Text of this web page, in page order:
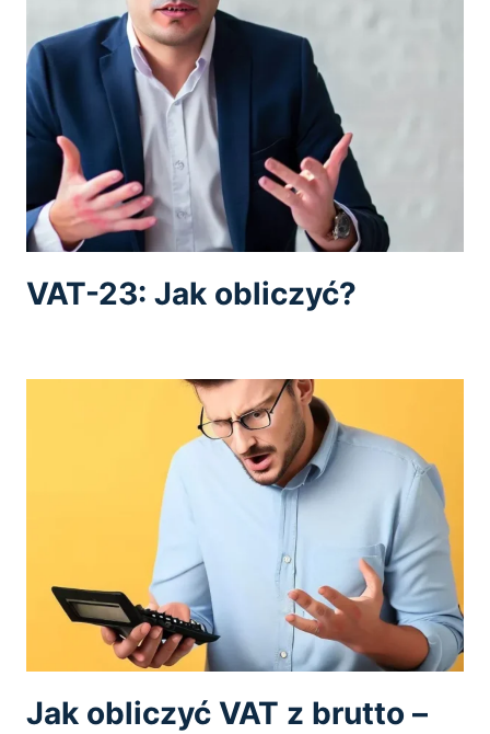
VAT-23: Jak obliczyć?
Jak obliczyć VAT z brutto –